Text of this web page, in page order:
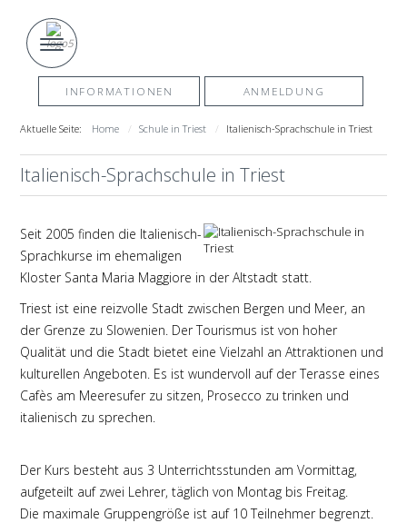
INFORMATIONEN ANMELDUNG
Aktuelle Seite: Home Schule in Triest Italienisch-Sprachschule in Triest
Italienisch-Sprachschule in Triest
Seit 2005 finden die Italienisch-
Sprachkurse im ehemaligen
Kloster Santa Maria Maggiore in der Altstadt statt.
Triest ist eine reizvolle Stadt zwischen Bergen und Meer, an
der Grenze zu Slowenien. Der Tourismus ist von hoher
Qualität und die Stadt bietet eine Vielzahl an Attraktionen und
kulturellen Angeboten. Es ist wundervoll auf der Terasse eines
Cafès am Meeresufer zu sitzen, Prosecco zu trinken und
italienisch zu sprechen.
Der Kurs besteht aus 3 Unterrichtsstunden am Vormittag,
aufgeteilt auf zwei Lehrer, täglich von Montag bis Freitag.
Die maximale Gruppengröße ist auf 10 Teilnehmer begrenzt.